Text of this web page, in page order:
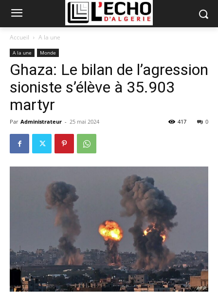
Accueil A la une
A la une Monde
Ghaza: Le bilan de l’agression
sioniste s’élève à 35.903
martyr
Par Administrateur - 25 mai 2024 0
417